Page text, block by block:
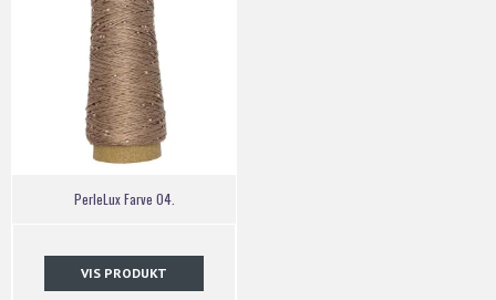
PerleLux Farve 04.
VIS PRODUKT